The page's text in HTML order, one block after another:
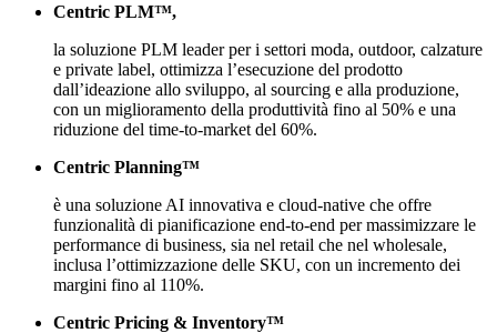
Centric PLM™,
la soluzione PLM leader per i settori moda, outdoor, calzature
e private label, ottimizza l’esecuzione del prodotto
dall’ideazione allo sviluppo, al sourcing e alla produzione,
con un miglioramento della produttività fino al 50% e una
riduzione del time-to-market del 60%.
Centric Planning™
è una soluzione AI innovativa e cloud-native che offre
funzionalità di pianificazione end-to-end per massimizzare le
performance di business, sia nel retail che nel wholesale,
inclusa l’ottimizzazione delle SKU, con un incremento dei
margini fino al 110%.
Centric Pricing & Inventory™